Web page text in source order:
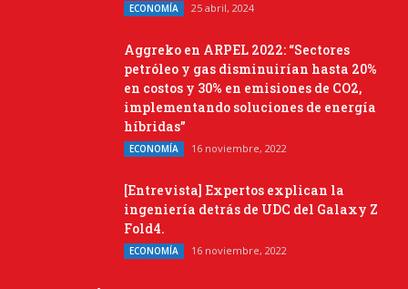
ECONOMÍA 25 abril, 2024
Aggreko en ARPEL 2022: “Sectores
petróleo y gas disminuirían hasta 20%
en costos y 30% en emisiones de CO2,
implementando soluciones de energía
híbridas”
ECONOMÍA 16 noviembre, 2022
[Entrevista] Expertos explican la
ingeniería detrás de UDC del Galaxy Z
Fold4.
ECONOMÍA 16 noviembre, 2022